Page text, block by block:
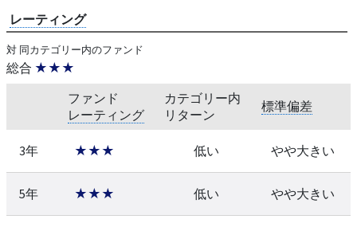
レーティング
対 同カテゴリー内のファンド
総合 ★★★
ファンド
レーティング
カテゴリー内
リターン
標準偏差
3年 ★★★ 低い やや大きい
5年 ★★★ 低い やや大きい